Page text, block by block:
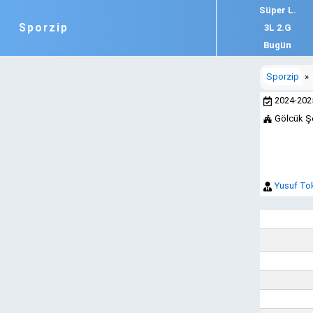
Sporzip
Süper L.
3L 2.G
Bugün
Sporzip »
2024-
Gölcük
Yusuf